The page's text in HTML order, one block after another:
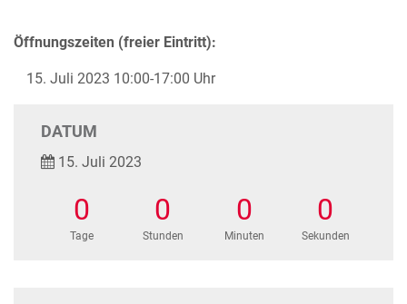
Öffnungszeiten (freier Eintritt):
Juli 2023 10:00-17:00 Uhr
DATUM
15. Juli 2023
0
Tage
0
Stunden
0
Minuten
0
Sekunden